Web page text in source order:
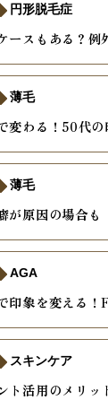
ースもある？例
円形脱毛症
変わる！50代の
薄毛
が原因の場合も
薄毛
印象を変える
AGA
ト活用のメリッ
スキンケア